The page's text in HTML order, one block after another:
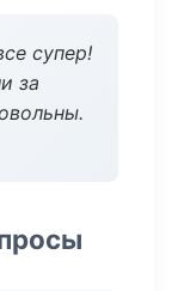
супер!
за